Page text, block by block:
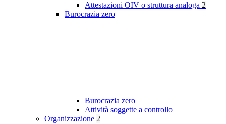
Attestazioni OIV o struttura analoga 2
Burocrazia zero
Burocrazia zero
Attività soggette a controllo
Organizzazione 2